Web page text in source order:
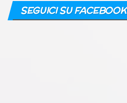
SEGUICI SU FACEBOOK